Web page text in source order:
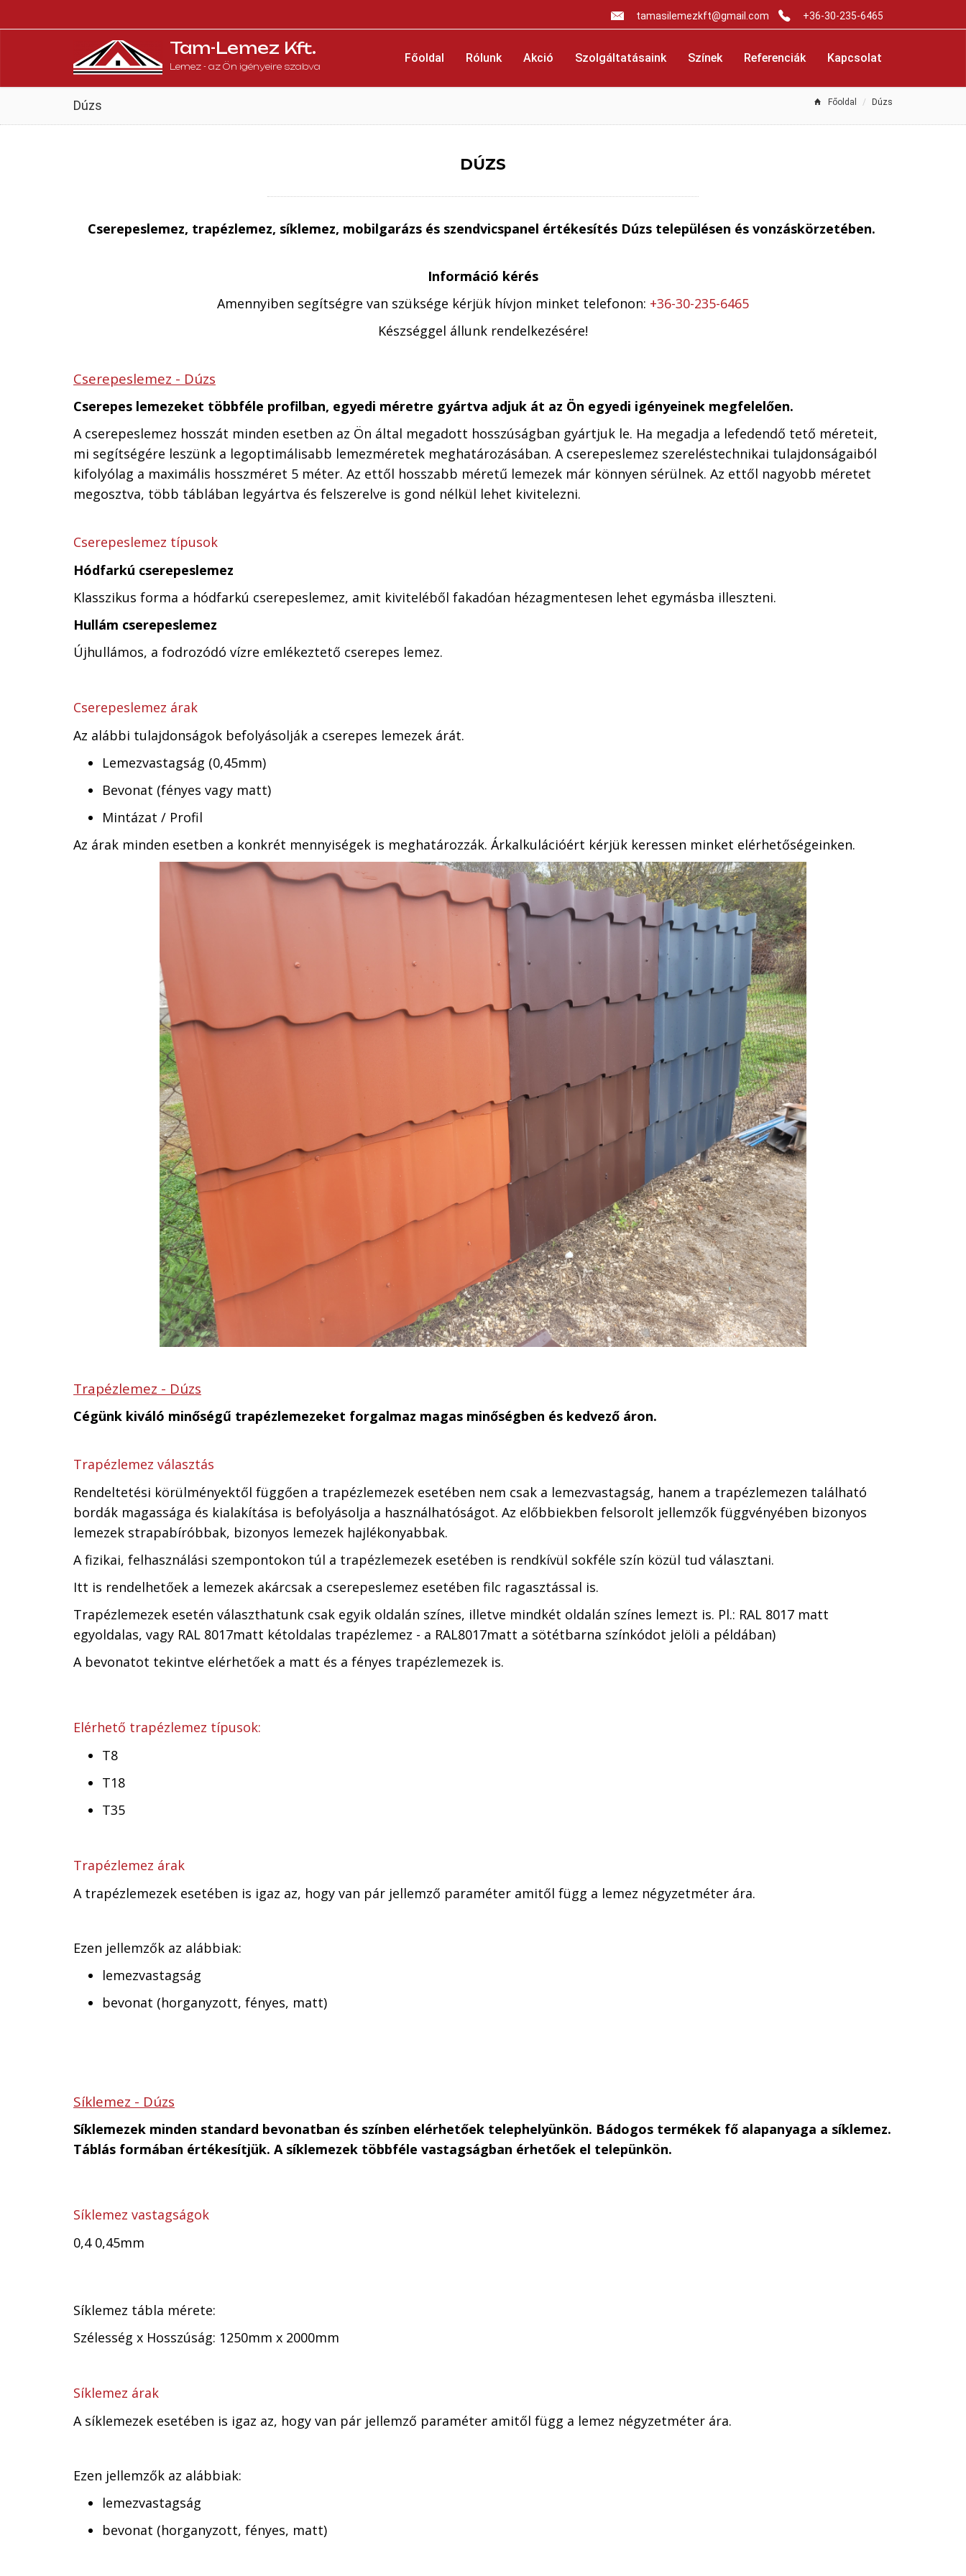
+36-30-235-6465
tamasilemezkft@gmail.com
Tam-Lemez Kft.
Lemez - az Ön igényeire szabva
Főoldal Rólunk Akció Szolgáltatásaink Színek Referenciák Kapcsolat
Dúzs Főoldal Dúzs
DÚZS
Cserepeslemez, trapézlemez, síklemez, mobilgarázs és szendvicspanel értékesítés Dúzs településen és vonzáskörzetében.
Információ kérés
Amennyiben segítségre van szüksége kérjük hívjon minket telefonon: +36-30-235-6465
Készséggel állunk rendelkezésére!
Cserepeslemez - Dúzs
Cserepes lemezeket többféle profilban, egyedi méretre gyártva adjuk át az Ön egyedi igényeinek megfelelően.
A cserepeslemez hosszát minden esetben az Ön által megadott hosszúságban gyártjuk le. Ha megadja a lefedendő tető méreteit,
mi segítségére leszünk a legoptimálisabb lemezméretek meghatározásában. A cserepeslemez szereléstechnikai tulajdonságaiból
kifolyólag a maximális hosszméret 5 méter. Az ettől hosszabb méretű lemezek már könnyen sérülnek. Az ettől nagyobb méretet
megosztva, több táblában legyártva és felszerelve is gond nélkül lehet kivitelezni.
Cserepeslemez típusok
Hódfarkú cserepeslemez
Klasszikus forma a hódfarkú cserepeslemez, amit kiviteléből fakadóan hézagmentesen lehet egymásba illeszteni.
Hullám cserepeslemez
Újhullámos, a fodrozódó vízre emlékeztető cserepes lemez.
Cserepeslemez árak
Az alábbi tulajdonságok befolyásolják a cserepes lemezek árát.
Lemezvastagság (0,45mm)
Bevonat (fényes vagy matt)
Mintázat / Profil
Az árak minden esetben a konkrét mennyiségek is meghatározzák. Árkalkulációért kérjük keressen minket elérhetőségeinken.
Trapézlemez - Dúzs
Cégünk kiváló minőségű trapézlemezeket forgalmaz magas minőségben és kedvező áron.
Trapézlemez választás
Rendeltetési körülményektől függően a trapézlemezek esetében nem csak a lemezvastagság, hanem a trapézlemezen található
bordák magassága és kialakítása is befolyásolja a használhatóságot. Az előbbiekben felsorolt jellemzők függvényében bizonyos
lemezek strapabíróbbak, bizonyos lemezek hajlékonyabbak.
A fizikai, felhasználási szempontokon túl a trapézlemezek esetében is rendkívül sokféle szín közül tud választani.
Itt is rendelhetőek a lemezek akárcsak a cserepeslemez esetében filc ragasztással is.
Trapézlemezek esetén választhatunk csak egyik oldalán színes, illetve mindkét oldalán színes lemezt is. Pl.: RAL 8017 matt
egyoldalas, vagy RAL 8017matt kétoldalas trapézlemez - a RAL8017matt a sötétbarna színkódot jelöli a példában)
A bevonatot tekintve elérhetőek a matt és a fényes trapézlemezek is.
Elérhető trapézlemez típusok:
T8
T18
T35
Trapézlemez árak
A trapézlemezek esetében is igaz az, hogy van pár jellemző paraméter amitől függ a lemez négyzetméter ára.
Ezen jellemzők az alábbiak:
lemezvastagság
bevonat (horganyzott, fényes, matt)
Síklemez - Dúzs
Síklemezek minden standard bevonatban és színben elérhetőek telephelyünkön. Bádogos termékek fő alapanyaga a síklemez.
Táblás formában értékesítjük. A síklemezek többféle vastagságban érhetőek el telepünkön.
Síklemez vastagságok
0,4 0,45mm
Síklemez tábla mérete:
Szélesség x Hosszúság: 1250mm x 2000mm
Síklemez árak
A síklemezek esetében is igaz az, hogy van pár jellemző paraméter amitől függ a lemez négyzetméter ára.
Ezen jellemzők az alábbiak:
lemezvastagság
bevonat (horganyzott, fényes, matt)